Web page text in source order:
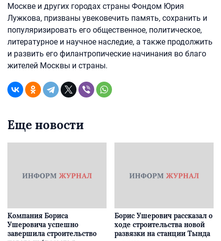
Москве и других городах страны Фондом Юрия
Лужкова, призваны увековечить память, сохранить и
популяризировать его общественное, политическое,
литературное и научное наследие, а также продолжить
и развить его филантропические начинания во благо
жителей Москвы и страны.­­
Еще новости
Компания Бориса
Ушеровича успешно
завершила строительство
Борис Ушерович рассказал о
ходе строительства новой
развязки на станции Тында